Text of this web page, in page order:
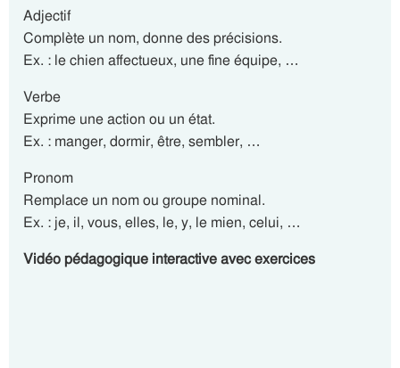
Adjectif
Complète un nom, donne des précisions.
Ex. : le chien affectueux, une fine équipe, …
Verbe
Exprime une action ou un état.
Ex. : manger, dormir, être, sembler, …
Pronom
Remplace un nom ou groupe nominal.
Ex. : je, il, vous, elles, le, y, le mien, celui, …
Vidéo pédagogique interactive avec exercices